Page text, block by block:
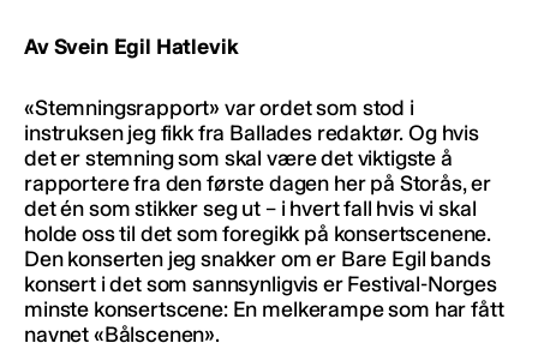
Av Svein Egil Hatlevik
«Stemningsrapport» var ordet som stod i
instruksen jeg fikk fra Ballades redaktør. Og hvis
det er stemning som skal være det viktigste å
rapportere fra den første dagen her på Storås, er
det én som stikker seg ut – i hvert fall hvis vi skal
holde oss til det som foregikk på konsertscenene.
Den konserten jeg snakker om er Bare Egil bands
konsert i det som sannsynligvis er Festival-Norges
minste konsertscene: En melkerampe som har fått
navnet «Bålscenen».